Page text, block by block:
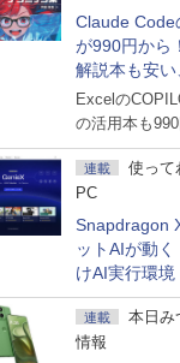
Claude Code
が990円から
解説本も安い
マーセール
Excelの
の活用本も990
連載
使って
PC
Snapdragon
ットAIが動
けAI実行環境
試してみた
連載
本日み
情報